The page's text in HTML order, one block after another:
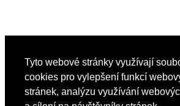
Tyto webové stránky využívají
cookies pro vylepšení funkcí
stránek, analýzu využívání